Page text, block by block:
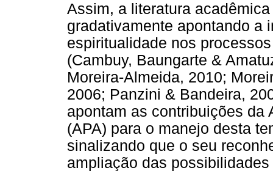
Assim, a literatura
gradativamente apontando a
espiritualidade nos
(Cambuy, Baungarte &
Moreira-Almeida, 2010;
2006; Panzini & Bandeira,
apontam as contribuições da
(APA) para o manejo desta
sinalizando que o seu
ampliação das